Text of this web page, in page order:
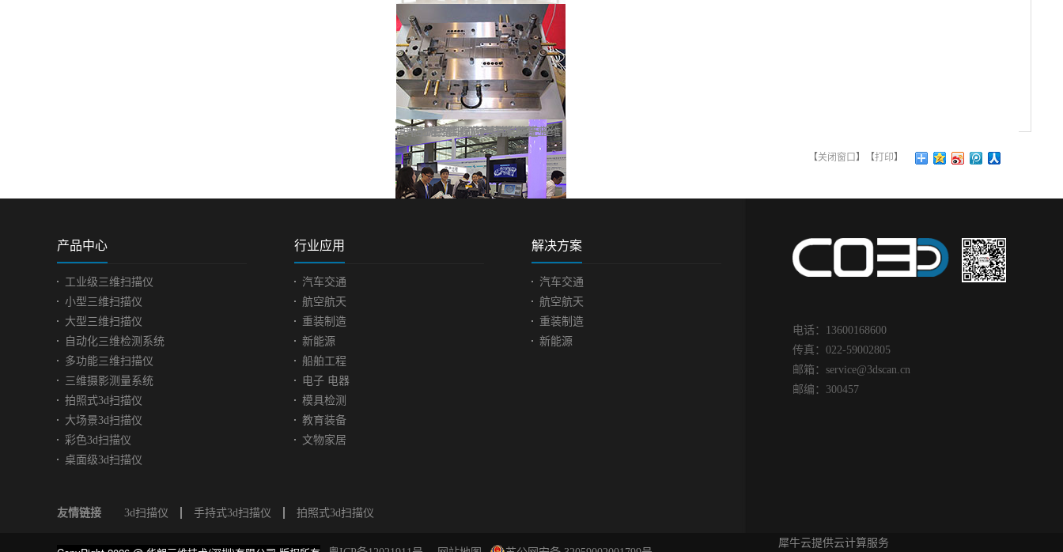
汽车3D手势识别技术带给用户全新体验
三维扫描仪应用于模具行业 第十七届深圳国际机械制造工业展览会
手持式三维激光扫描仪-华光三维
3D打印-工艺装饰玻璃
【关闭窗口 】【打印】
电话：13600168600
传真：022-59002805
邮箱： service@3dscan.cn
邮编：300457
产品中心
工业级三维扫描仪
小型三维扫描仪
大型三维扫描仪
自动化三维检测系统
多功能三维扫描仪
三维摄影测量系统
拍照式3d扫描仪
大场景3d扫描仪
彩色3d扫描仪
桌面级3d扫描仪
行业应用
汽车交通
航空航天
重装制造
新能源
船舶工程
电子 电器
模具检测
教育装备
文物家居
解决方案
汽车交通
航空航天
重装制造
新能源
友情链接 3d扫描仪 手持式3d扫描仪 拍照式3d扫描仪
犀牛云提供云计算服务